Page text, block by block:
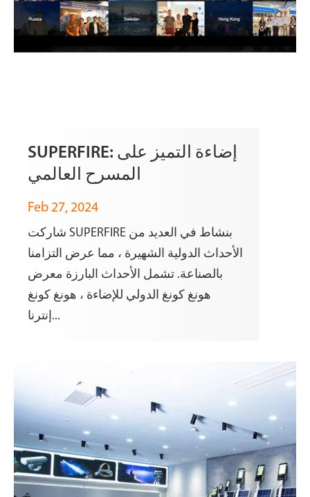
SUPERFIRE: إضاءة التميز على
المسرح العالمي
Feb 27, 2024
شاركت SUPERFIRE بنشاط في العديد من
الأحداث الدولية الشهيرة ، مما عرض التزامنا
بالصناعة. تشمل الأحداث البارزة معرض
هونغ كونغ الدولي للإضاءة ، هونغ كونغ
إنترنا...